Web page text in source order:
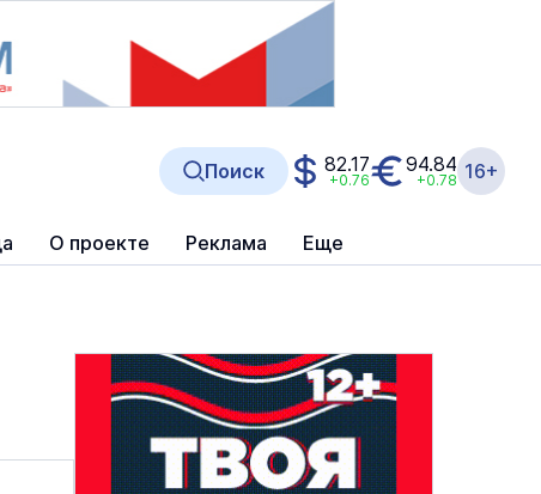
О проекте Реклама Еще
Поиск 82.17
+0.76
94.84
+0.78 16+